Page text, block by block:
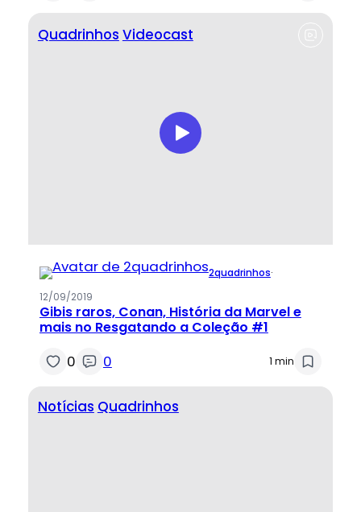
Quadrinhos Videocast
2quadrinhos·
12/09/2019
Gibis raros, Conan, História da Marvel e
mais no Resgatando a Coleção #1
0 0 1 min
Notícias Quadrinhos